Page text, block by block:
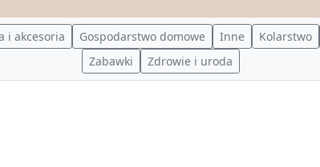
i akcesoria Gospodarstwo domowe Inne Kolarstwo
Zabawki
Zdrowie i uroda